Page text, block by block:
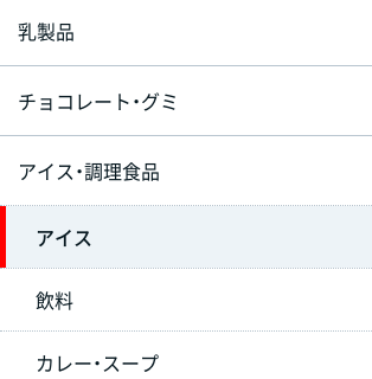
乳製品
チョコレート・グミ
アイス・調理食品
アイス
飲料
カレー・スープ